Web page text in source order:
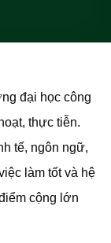
đại học công
thực tiễn.
tế, ngôn ngữ,
làm tốt và hệ
cộng lớn